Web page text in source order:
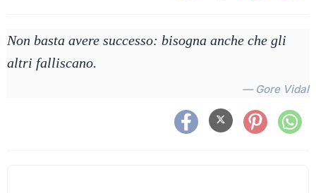
Non basta avere successo: bisogna anche che gli
altri falliscano.
— Gore Vidal